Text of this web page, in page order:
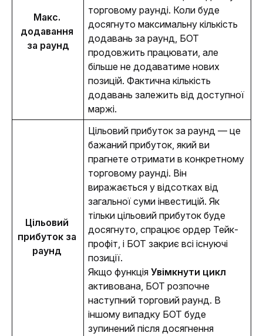
Макс.
додавання
за раунд
торговому раунді. Коли буде
досягнуто максимальну кількість
додавань за раунд, БОТ
продовжить працювати, але
більше не додаватиме нових
позицій. Фактична кількість
додавань залежить від доступної
маржі.
Цільовий
прибуток за
раунд
Цільовий прибуток за раунд — це
бажаний прибуток, який ви
прагнете отримати в конкретному
торговому раунді. Він
виражається у відсотках від
загальної суми інвестицій. Як
тільки цільовий прибуток буде
досягнуто, спрацює ордер Тейк-
профіт, і БОТ закриє всі існуючі
позиції.
Якщо функція
активована, БОТ розпочне
наступний торговий раунд. В
іншому випадку БОТ буде
зупинений після досягнення